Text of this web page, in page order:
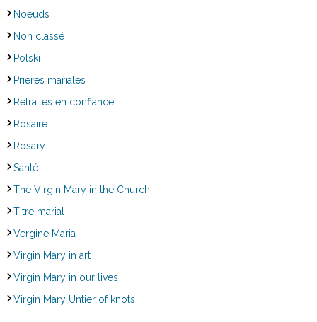
Noeuds
Non classé
Polski
Prières mariales
Retraites en confiance
Rosaire
Rosary
Santé
The Virgin Mary in the Church
Titre marial
Vergine Maria
Virgin Mary in art
Virgin Mary in our lives
Virgin Mary Untier of knots